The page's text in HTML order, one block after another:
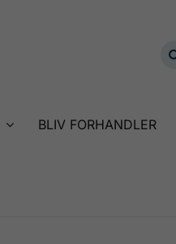
BLIV FORHANDLER